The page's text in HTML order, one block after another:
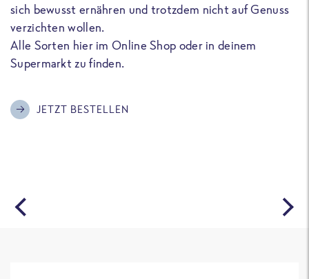
sich bewusst ernähren und trotzdem nicht auf Genuss
verzichten wollen.
Alle Sorten hier im Online Shop oder in deinem
Supermarkt zu finden.
JETZT BESTELLEN